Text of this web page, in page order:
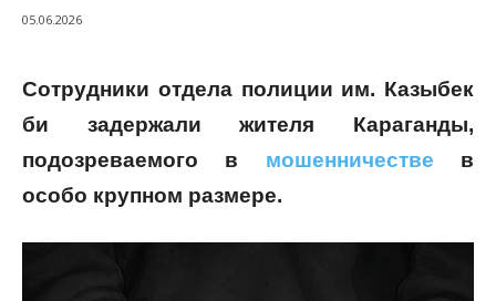
05.06.2026
Сотрудники отдела полиции им. Казыбек
би задержали жителя Караганды,
подозреваемого в мошенничестве в
особо крупном размере.